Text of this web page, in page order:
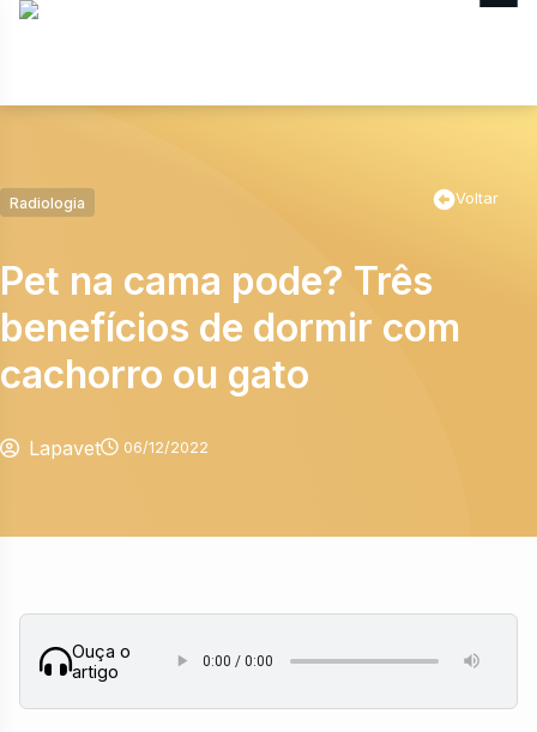
Radiologia Voltar
Pet na cama pode? Três
benefícios de dormir com
cachorro ou gato
Lapavet 06/12/2022
Ouça o
artigo